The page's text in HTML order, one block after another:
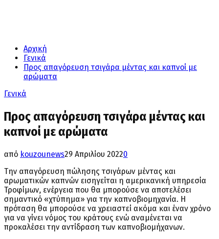
Αρχική
Γενικά
Προς απαγόρευση τσιγάρα μέντας και καπνοί με
αρώματα
Γενικά
Προς απαγόρευση τσιγάρα μέντας και
καπνοί με αρώματα
από kouzounews29 Απριλίου 20220
Την απαγόρευση πώλησης τσιγάρων μέντας και
αρωματικών καπνών εισηγείται η αμερικανική υπηρεσία
Τροφίμων, ενέργεια που θα μπορούσε να αποτελέσει
σημαντικό «χτύπημα» για την καπνοβιομηχανία. Η
πρόταση θα μπορούσε να χρειαστεί ακόμα και έναν χρόνο
για να γίνει νόμος του κράτους ενώ αναμένεται να
προκαλέσει την αντίδραση των καπνοβιομήχανων.